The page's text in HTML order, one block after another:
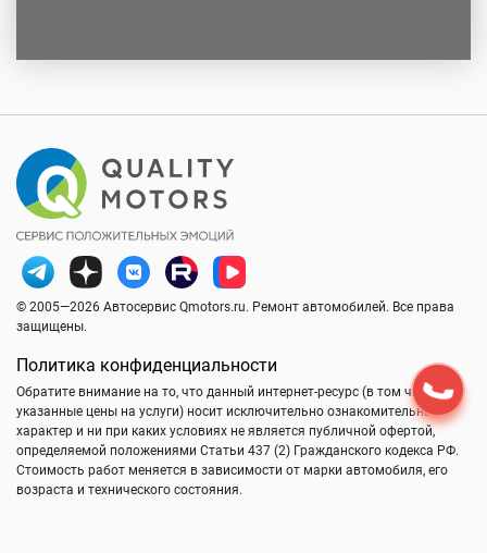
© 2005—2026 Автосервис Qmotors.ru. Ремонт автомобилей. Все права
защищены.
Политика конфиденциальности
Обратите внимание на то, что данный интернет-ресурс (в том числе
указанные цены на услуги) носит исключительно ознакомительный
характер и ни при каких условиях не является публичной офертой,
определяемой положениями Статьи 437 (2) Гражданского кодекса РФ.
Стоимость работ меняется в зависимости от марки автомобиля, его
возраста и технического состояния.